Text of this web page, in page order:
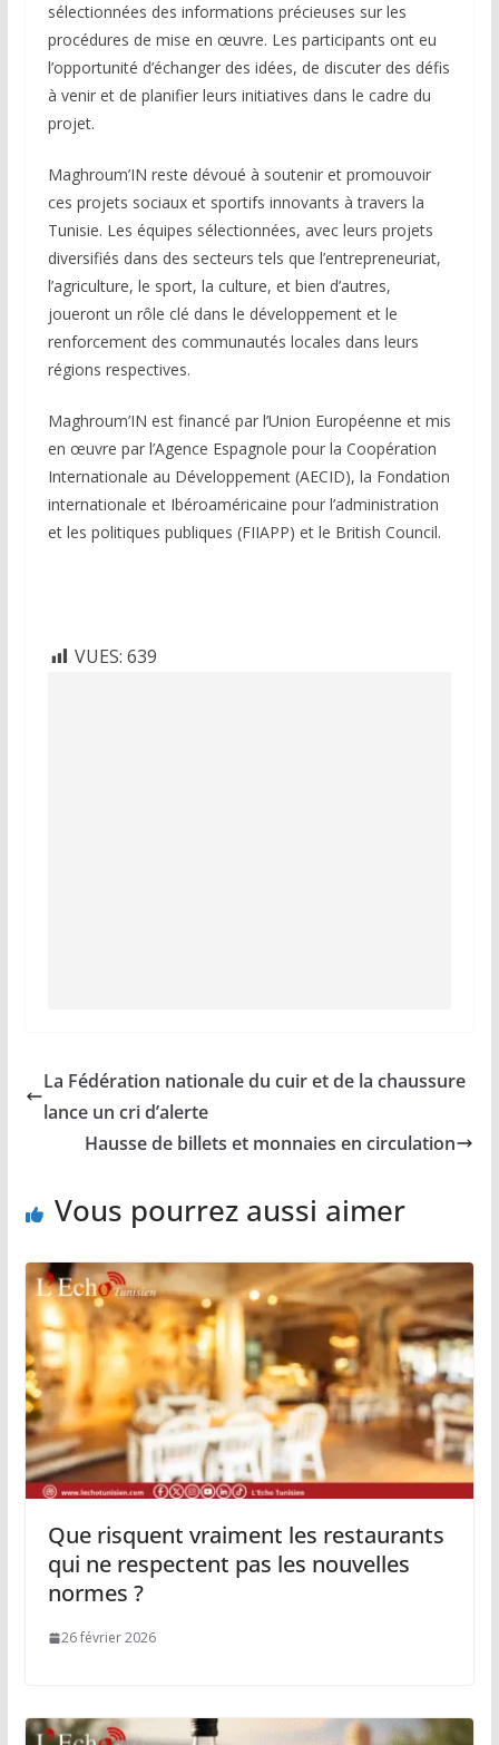
sélectionnées des informations précieuses sur les
procédures de mise en œuvre. Les participants ont eu
l’opportunité d’échanger des idées, de discuter des défis
à venir et de planifier leurs initiatives dans le cadre du
projet.
Maghroum’IN reste dévoué à soutenir et promouvoir
ces projets sociaux et sportifs innovants à travers la
Tunisie. Les équipes sélectionnées, avec leurs projets
diversifiés dans des secteurs tels que l’entrepreneuriat,
l’agriculture, le sport, la culture, et bien d’autres,
joueront un rôle clé dans le développement et le
renforcement des communautés locales dans leurs
régions respectives.
Maghroum’IN est financé par l’Union Européenne et mis
en œuvre par l’Agence Espagnole pour la Coopération
Internationale au Développement (AECID), la Fondation
internationale et Ibéroaméricaine pour l’administration
et les politiques publiques (FIIAPP) et le British Council.
VUES: 639
La Fédération nationale du cuir et de la chaussure
lance un cri d’alerte
Hausse de billets et monnaies en circulation
Vous pourrez aussi aimer
Que risquent vraiment les restaurants
qui ne respectent pas les nouvelles
normes ?
26 février 2026